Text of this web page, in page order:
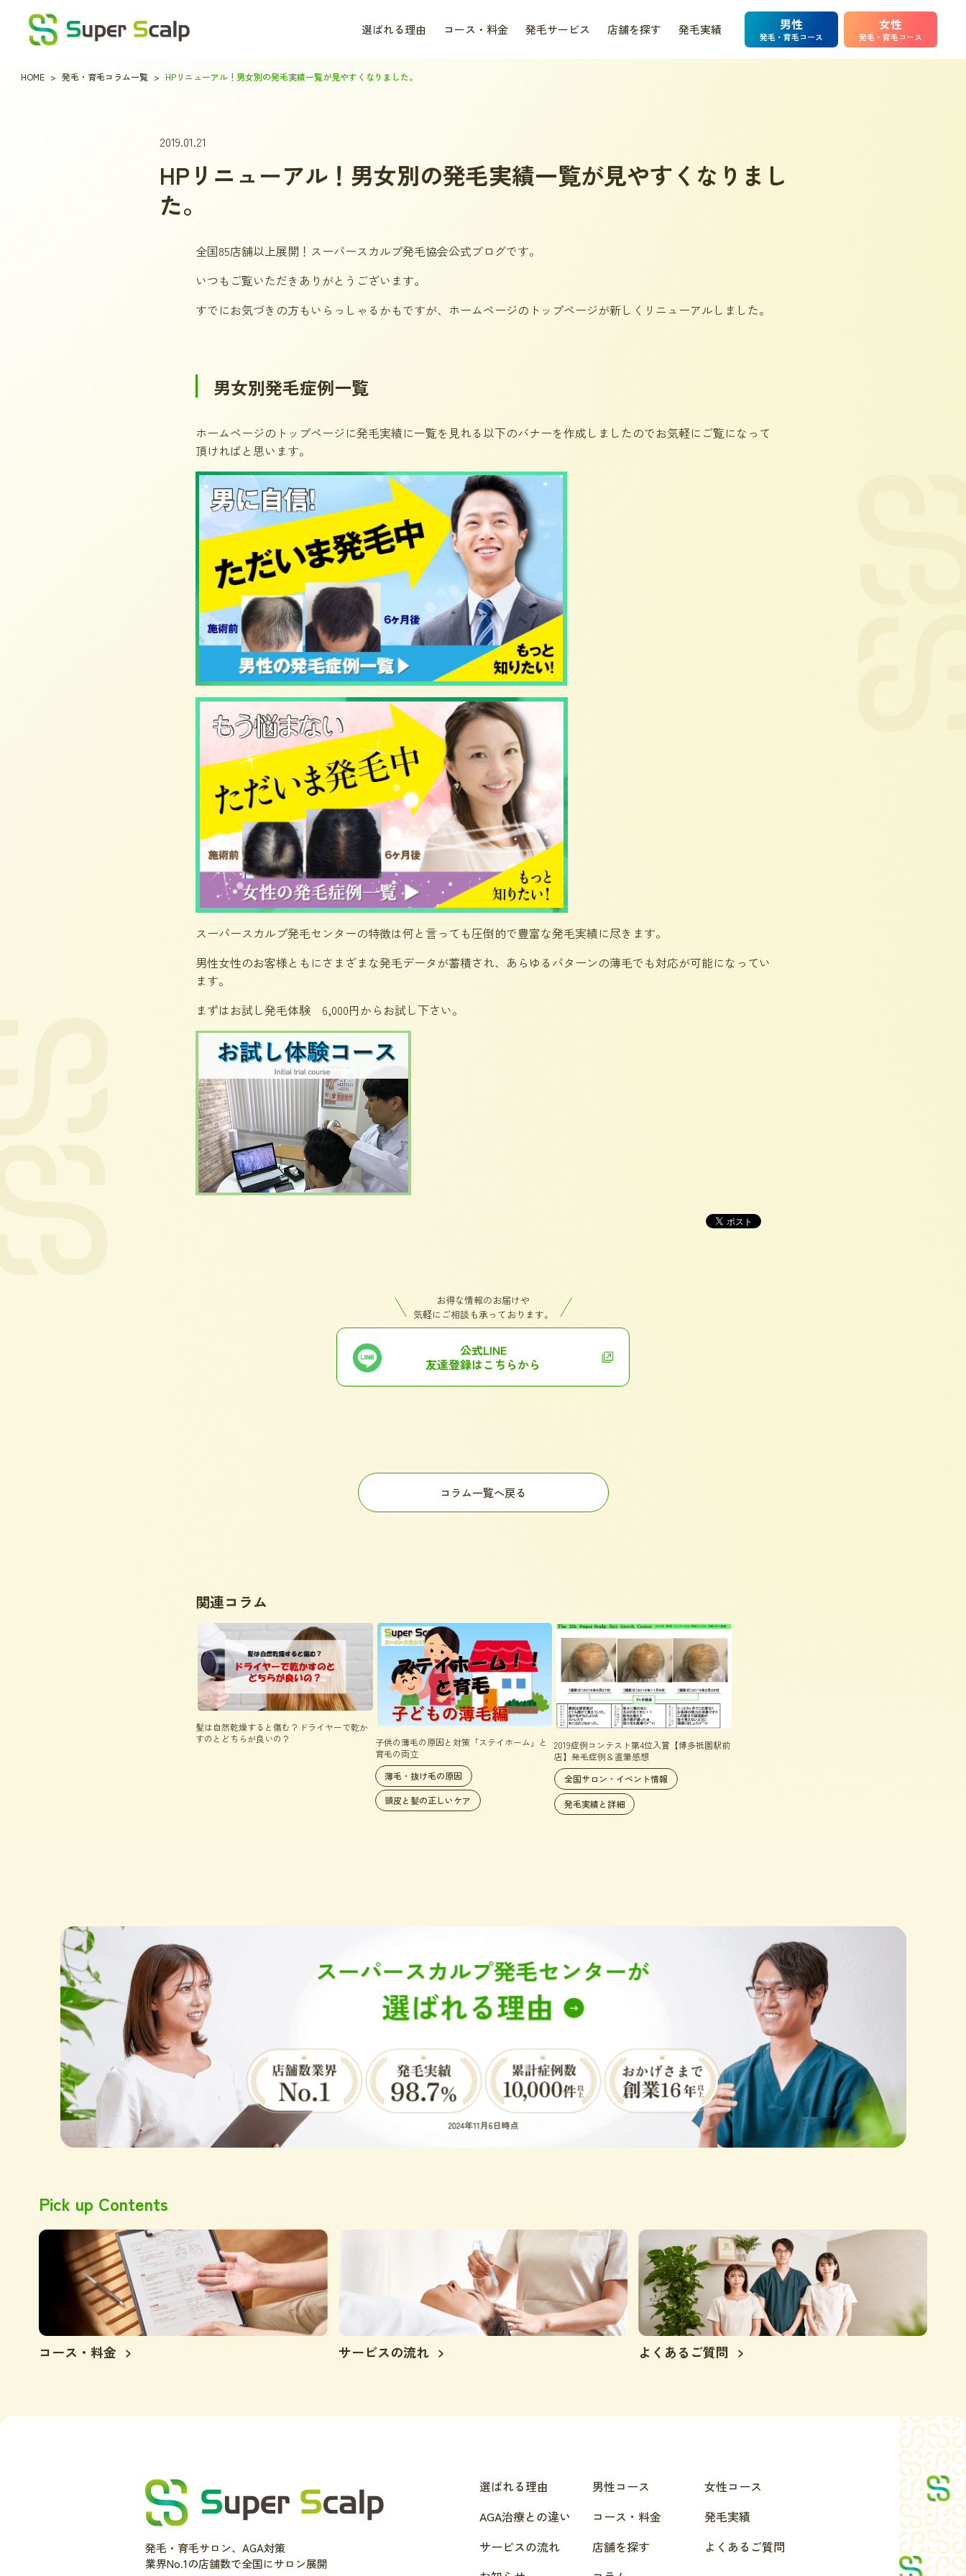
選ばれる理由 コース・料金 発毛サービス 店舗を探す 発毛実績 男性
発毛・育毛コース
女性
発毛・育毛コース
HOME 発毛・育毛コラム一覧 HPリニューアル！男女別の発毛実績一覧が見やすくなりました。
2019.01.21
HPリニューアル！男女別の発毛実績一覧が見やすくなりまし
た。
全国85店舗以上展開！スーパースカルプ発毛協会公式ブログです。
いつもご覧いただきありがとうございます。
すでにお気づきの方もいらっしゃるかもですが、ホームページのトップページが新しくリニューアルしました。
男女別発毛症例一覧
ホームページのトップページに発毛実績に一覧を見れる以下のバナーを作成しましたのでお気軽にご覧になって
頂ければと思います。
スーパースカルプ発毛センターの特徴は何と言っても圧倒的で豊富な発毛実績に尽きます。
男性女性のお客様ともにさまざまな発毛データが蓄積され、あらゆるパターンの薄毛でも対応が可能になってい
ます。
まずはお試し発毛体験 6,000円からお試し下さい。
お得な情報のお届けや
気軽にご相談も承っております。
公式LINE
友達登録はこちらから
コラム一覧へ戻る
関連コラム
髪は自然乾燥すると傷む？ドライヤーで乾か
すのとどちらが良いの？
子供の薄毛の原因と対策「ステイホーム」と
育毛の両立
薄毛・抜け毛の原因
頭皮と髪の正しいケア
2019症例コンテスト第4位入賞【博多祇園駅前
店】発毛症例＆直筆感想
全国サロン・イベント情報
発毛実績と詳細
Pick up Contents
コース・料金 サービスの流れ よくあるご質問
発毛・育毛サロン、AGA対策
業界No.1の店舗数で全国にサロン展開
選ばれる理由 男性コース
女性コース
AGA治療との違い
コース・料金
発毛実績
サービスの流れ
店舗を探す
よくあるご質問